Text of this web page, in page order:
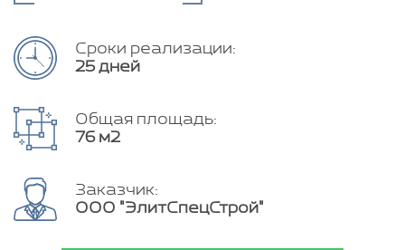
Сроки реализации:
25 дней
Общая площадь:
76 м2
Заказчик:
ООО "ЭлитСпецСтрой"